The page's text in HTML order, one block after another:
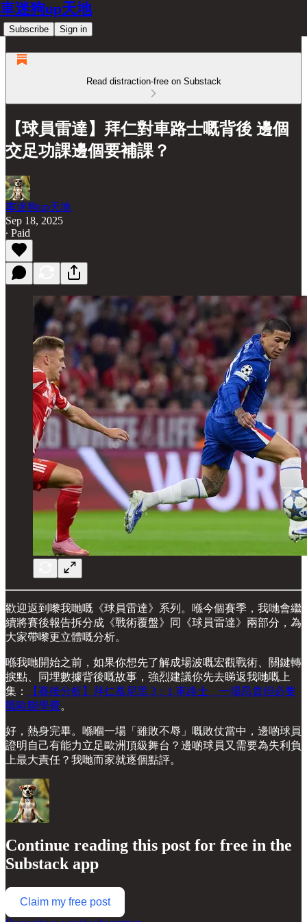
車迷狗up天地
Subscribe Sign in
Read distraction-free on Substack
【球員雷達】拜仁對車路士嘅背後 邊個
交足功課邊個要補課？
車迷狗up天地
Sep 18, 2025
∙ Paid
歡迎返到嚟我哋嘅《球員雷達》系列。喺今個賽季，我哋會繼
續將賽後報告拆分成《戰術覆盤》同《球員雷達》兩部分，為
大家帶嚟更立體嘅分析。
喺我哋開始之前，如果你想先了解成場波嘅宏觀戰術、關鍵轉
捩點、同埋數據背後嘅故事，強烈建議你先去睇返我哋嘅上
集：
【賽後分析】拜仁慕尼黑 3：1 車路士 一場昂貴但必要
嘅歐聯學費。
好，熱身完畢。喺嗰一場「雖敗不辱」嘅敗仗當中，邊啲球員
證明自己有能力立足歐洲頂級舞台？邊啲球員又需要為失利負
上最大責任？我哋而家就逐個點評。
Continue reading this post for free in the
Substack app
Claim my free post